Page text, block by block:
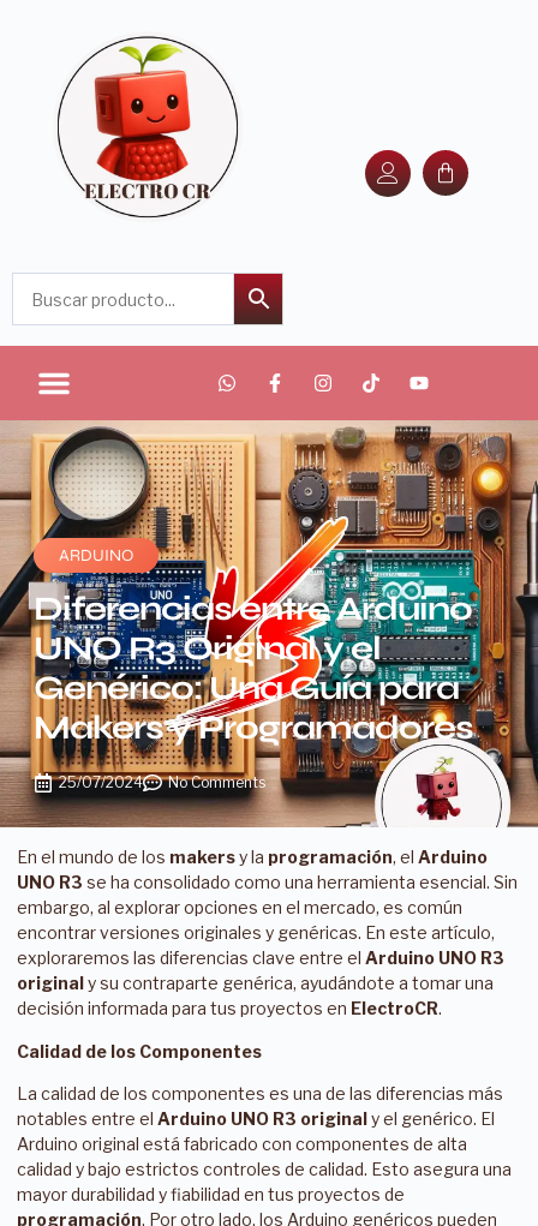
ARDUINO
Diferencias entre Arduino
UNO R3 Original y el
Genérico: Una Guía para
Makers y Programadores
25/07/2024 No Comments
En el mundo de los makersy la programación, el Arduino
UNO R3 se ha consolidado como una herramienta esencial. Sin
embargo, al explorar opciones en el mercado, es común
encontrar versiones originales y genéricas. En este artículo,
exploraremos las diferencias clave entre el Arduino UNO R3
originaly su contraparte genérica, ayudándote a tomar una
decisión informada para tus proyectos en ElectroCR.
Calidad de los Componentes
La calidad de los componentes es una de las diferencias más
notables entre el Arduino UNO R3 originaly el genérico. El
Arduino original está fabricado con componentes de alta
calidad y bajo estrictos controles de calidad. Esto asegura una
mayor durabilidad y fiabilidad en tus proyectos de
programación. Por otro lado, los Arduino genéricos pueden